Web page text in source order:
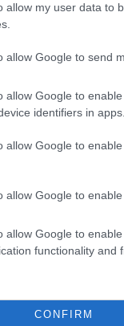
allow my user data to
allow Google to send
allow Google to
identifiers in apps.
allow Google to
allow Google to
allow Google to
functionality and
CONFIRM
/ Unsplash